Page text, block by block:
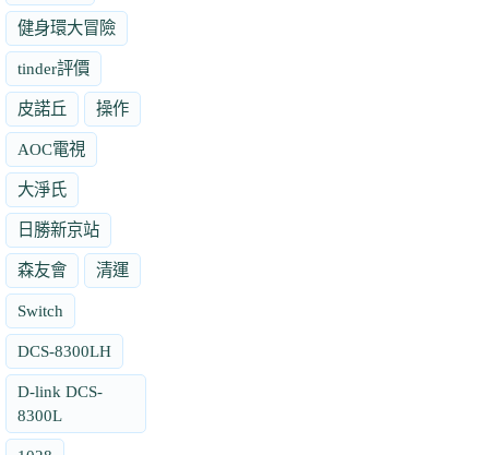
健身環大冒險
tinder評價
皮諾丘 操作
AOC電視
大淨氏
日勝新京站
森友會 清運
Switch
DCS-8300LH
D-link DCS-
8300L